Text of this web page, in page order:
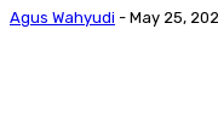
Agus Wahyudi - May 25,